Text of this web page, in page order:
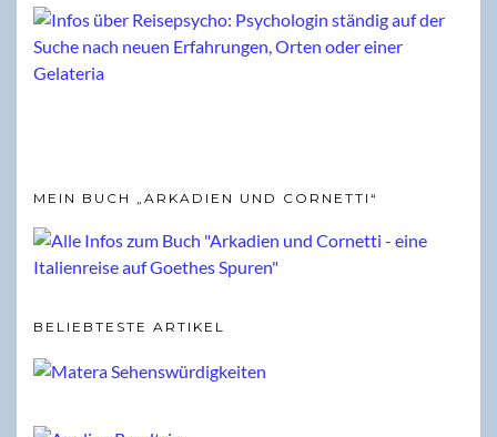
MEIN BUCH „ARKADIEN UND CORNETTI“
BELIEBTESTE ARTIKEL